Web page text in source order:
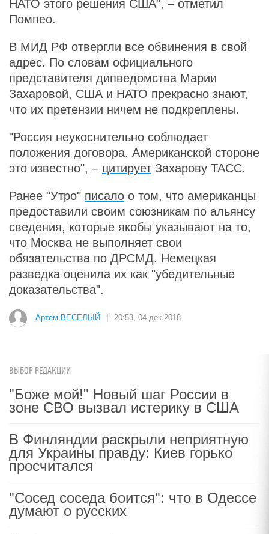
НАТО этого решения США", – отметил
Помпео.
В МИД РФ отвергли все обвинения в свой
адрес. По словам официального
представителя дипведомства Марии
Захаровой, США и НАТО прекрасно знают,
что их претензии ничем не подкреплены.
"Россия неукоснительно соблюдает
положения договора. Американской стороне
это известно", – цитирует Захарову ТАСС.
Ранее "Утро" писало о том, что американцы
предоставили своим союзникам по альянсу
сведения, которые якобы указывают на то,
что Москва не выполняет свои
обязательства по ДРСМД. Немецкая
разведка оценила их как "убедительные
доказательства".
Артем ВЕСЕЛЫЙ 20:53, 04 дек 2018
ВЫБОР РЕДАКЦИИ
"Боже мой!" Новый шаг России в
зоне СВО вызвал истерику в США
В Финляндии раскрыли неприятную
для Украины правду: Киев горько
просчитался
"Сосед соседа боится": что в Одессе
думают о русских